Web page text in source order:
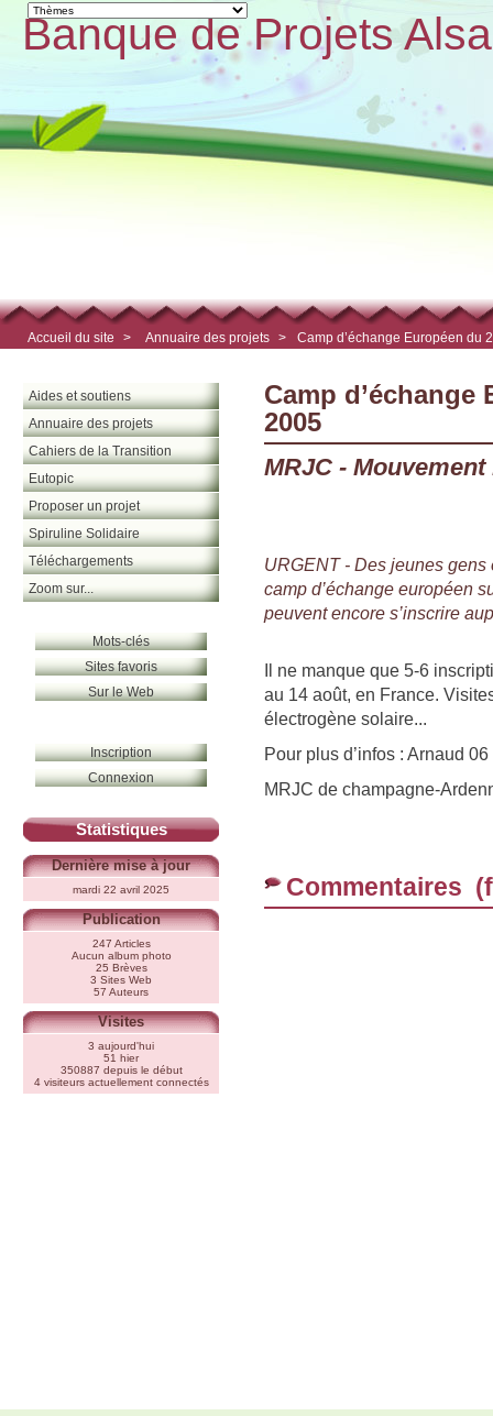
Banque de Projets
Accueil du site > Annuaire des projets > Camp d’échange Européen du
Camp d’échange
2005
MRJC -
URGENT - Des jeunes
camp d’échange européen
peuvent encore s’inscrire
Il ne manque que 5-6
au 14 août, en France.
électrogène solaire...
Pour plus d’infos : Arnaud
MRJC de champagne-
Commentaires
Aides et soutiens
Annuaire des projets
Cahiers de la Transition
Eutopic
Proposer un projet
Spiruline Solidaire
Téléchargements
Zoom sur...
Mots-clés
Sites favoris
Sur le Web
Inscription
Connexion
Statistiques
Dernière mise à jour
mardi 22 avril 2025
Publication
247 Articles
Aucun album photo
25 Brèves
3 Sites Web
57 Auteurs
Visites
3 aujourd'hui
51 hier
350887 depuis le début
4 visiteurs actuellement connectés